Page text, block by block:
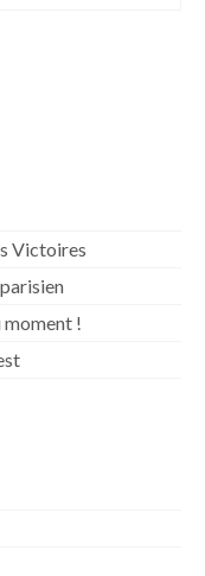
Victoires
moment !